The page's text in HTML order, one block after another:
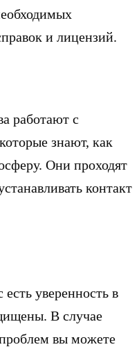
и лицензий.
работают с
знают, как
Они проходят
контакт
есть уверенность в
В случае
вы можете